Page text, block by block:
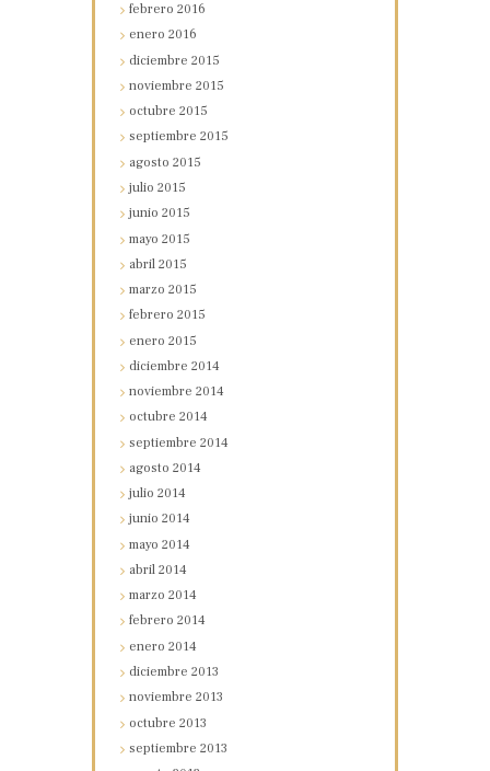
febrero2016
enero2016
diciembre2015
noviembre2015
octubre2015
septiembre2015
agosto2015
julio2015
junio2015
mayo2015
abril2015
marzo2015
febrero2015
enero2015
diciembre2014
noviembre2014
octubre2014
septiembre2014
agosto2014
julio2014
junio2014
mayo2014
abril2014
marzo2014
febrero2014
enero2014
diciembre2013
noviembre2013
octubre2013
septiembre2013